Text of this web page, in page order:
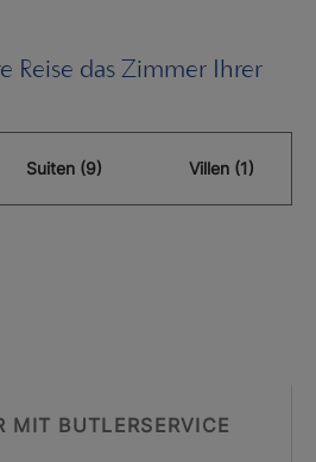
Reise das Zimmer Ihrer
Suiten (9) Villen (1)
MIT BUTLERSERVICE